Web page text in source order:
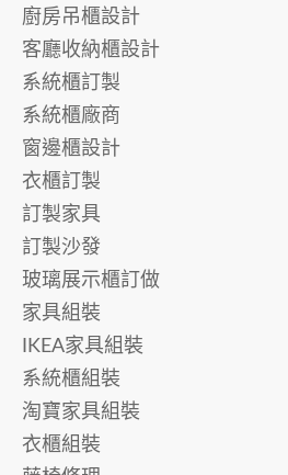
廚房吊櫃設計
客廳收納櫃設計
系統櫃訂製
系統櫃廠商
窗邊櫃設計
衣櫃訂製
訂製家具
訂製沙發
玻璃展示櫃訂做
家具組裝
IKEA家具組裝
系統櫃組裝
淘寶家具組裝
衣櫃組裝